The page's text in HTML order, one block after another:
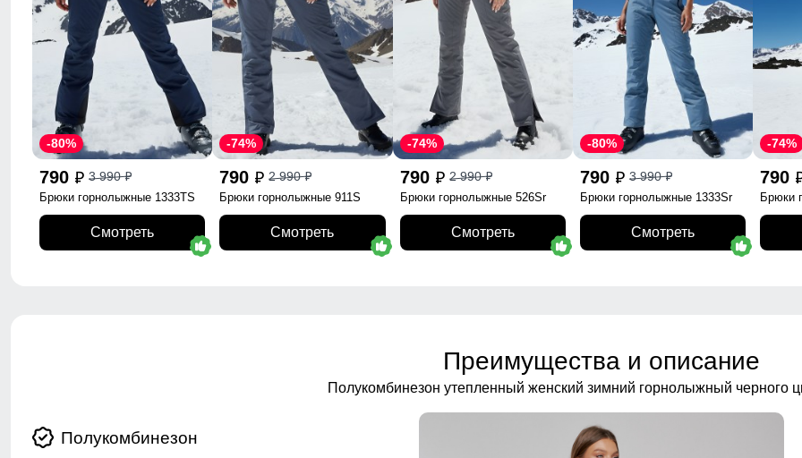
790 p 3 990p
-80%
Брюки горнолыжные 1333TS
Смотреть
790 p 2 990p
-74%
Брюки горнолыжные 911S
Смотреть
790 p 2 990p
-74%
Брюки горнолыжные 526Sr
Смотреть
790 p 3 990p
-80%
Брюки горнолыжные 1333Sr
Смотреть
790
-74%
Брюки
Преимущества и описание
Полукомбинезон утепленный женский зимний горнолыжный черного
Полукомбинезон